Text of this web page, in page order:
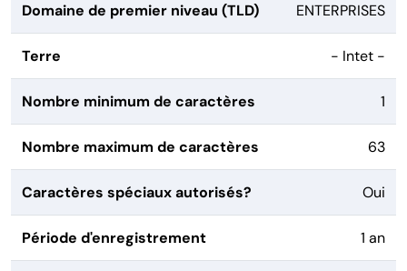
Domaine de premier niveau (TLD) ENTERPRISES
Terre - Intet -
Nombre minimum de caractères 1
Nombre maximum de caractères 63
Caractères spéciaux autorisés? Oui
Période d'enregistrement 1 an